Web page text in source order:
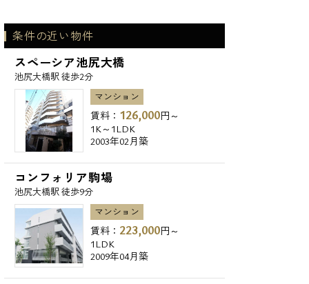
条件の近い物件
スペーシア池尻大橋
池尻大橋駅 徒歩2分
マンション
賃料： 126,000円～
1K～1LDK
2003年02月築
コンフォリア駒場
池尻大橋駅 徒歩9分
マンション
賃料： 223,000円～
1LDK
2009年04月築